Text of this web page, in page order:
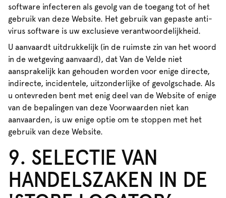
software infecteren als gevolg van de toegang tot of het
gebruik van deze Website. Het gebruik van gepaste anti-
virus software is uw exclusieve verantwoordelijkheid.
U aanvaardt uitdrukkelijk (in de ruimste zin van het woord
in de wetgeving aanvaard), dat Van de Velde niet
aansprakelijk kan gehouden worden voor enige directe,
indirecte, incidentele, uitzonderlijke of gevolgschade. Als
u ontevreden bent met enig deel van de Website of enige
van de bepalingen van deze Voorwaarden niet kan
aanvaarden, is uw enige optie om te stoppen met het
gebruik van deze Website.
9. SELECTIE VAN
HANDELSZAKEN IN DE